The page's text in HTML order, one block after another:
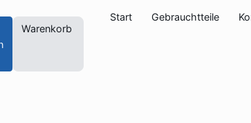
Warenkorb
Start Gebrauchtteile